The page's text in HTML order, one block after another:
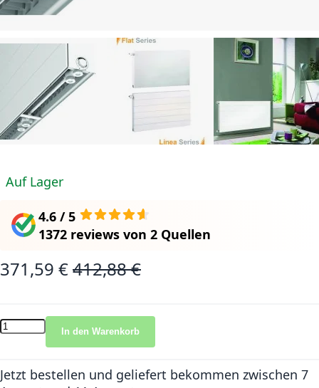
Auf Lager
4.6 / 5
1372 reviews von 2 Quellen
Sonderangebot
371,59 € Normalpreis
412,88 €
In den Warenkorb
Jetzt bestellen und geliefert bekommen zwischen 7